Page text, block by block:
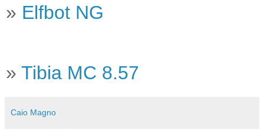
» Elfbot NG
» Tibia MC 8.57
Caio Magno